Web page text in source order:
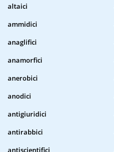
altaici
ammidici
anaglifici
anamorfici
anerobici
anodici
antigiuridici
antirabbici
antiscientifici